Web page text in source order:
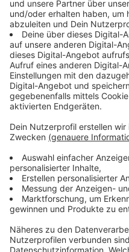
Leidenschaft fürs
begeistert. Über all das
hat Alle Farben im
gesprochen, das ihr hier
Anzeige
Interview vom
Anzeige
Eigentlich wäre Frans
auf Radio-Promotion-
Interviews zu seiner
und fast alle anderen
nicht rein. Also gibt er